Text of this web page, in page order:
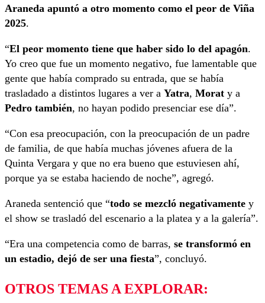
Araneda apuntó a otro momento como el peor de Viña
2025.
“El peor momento tiene que haber sido lo del apagón.
Yo creo que fue un momento negativo, fue lamentable que
gente que había comprado su entrada, que se había
trasladado a distintos lugares a ver a Yatra, Morat y a
Pedro también, no hayan podido presenciar ese día”.
“Con esa preocupación, con la preocupación de un padre
de familia, de que había muchas jóvenes afuera de la
Quinta Vergara y que no era bueno que estuviesen ahí,
porque ya se estaba haciendo de noche”, agregó.
Araneda sentenció que “todo se mezcló negativamente y
el show se trasladó del escenario a la platea y a la galería”.
“Era una competencia como de barras, se transformó en
un estadio, dejó de ser una fiesta”, concluyó.
OTROS TEMAS A EXPLORAR: